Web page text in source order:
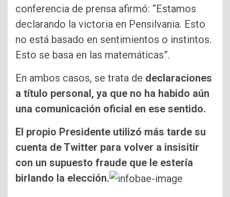
conferencia de prensa afirmó: “Estamos
declarando la victoria en Pensilvania. Esto
no está basado en sentimientos o instintos.
Esto se basa en las matemáticas”.
En ambos casos, se trata de declaraciones
a título personal, ya que no ha habido aún
una comunicación oficial en ese sentido.
El propio Presidente utilizó más tarde su
cuenta de Twitter para volver a insisitir
con un supuesto fraude que le estería
birlando la elección.